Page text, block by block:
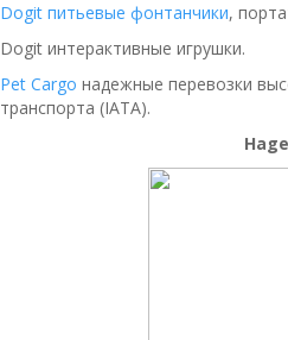
Dogit питьевые фонтанчики,
Dogit интерактивные игрушки.
Pet Cargo надежные перевозки
транспорта (IATA).